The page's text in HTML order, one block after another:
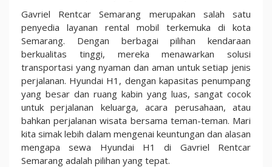
Gavriel Rentcar Semarang merupakan salah satu
penyedia layanan rental mobil terkemuka di kota
Semarang. Dengan berbagai pilihan kendaraan
berkualitas tinggi, mereka menawarkan solusi
transportasi yang nyaman dan aman untuk setiap jenis
perjalanan. Hyundai H1, dengan kapasitas penumpang
yang besar dan ruang kabin yang luas, sangat cocok
untuk perjalanan keluarga, acara perusahaan, atau
bahkan perjalanan wisata bersama teman-teman. Mari
kita simak lebih dalam mengenai keuntungan dan alasan
mengapa sewa Hyundai H1 di Gavriel Rentcar
Semarang adalah pilihan yang tepat.